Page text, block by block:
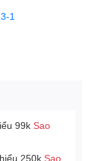
1
99k Sao
250k Sao